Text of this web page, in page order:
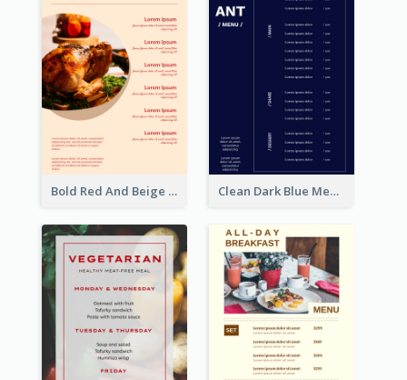
Bold Red And Beige Turkey Diner Menu Design Clean Dark Blue Menu Design Inspiration